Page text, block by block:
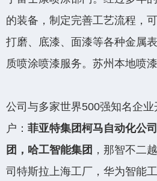
的装备，制定完善工艺流程，
打磨、底漆、面漆等各种金属
质喷涂喷漆服务。苏州本地喷
公司与多家世界500强知名企
户： 菲亚特集团柯马自动化公
团，哈工智能集团 ，那智不二
司特斯拉上海工厂，华为智能